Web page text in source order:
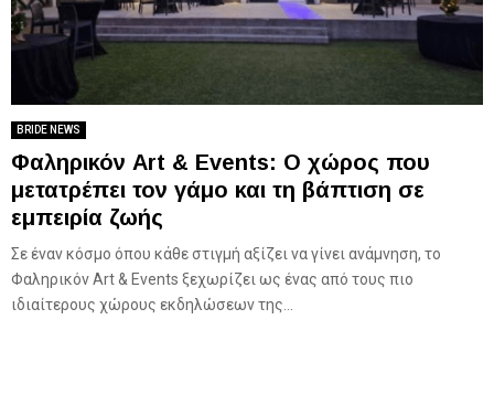
BRIDE NEWS
Φαληρικόν Art & Events: Ο χώρος που
μετατρέπει τον γάμο και τη βάπτιση σε
εμπειρία ζωής
Σε έναν κόσμο όπου κάθε στιγμή αξίζει να γίνει ανάμνηση, το
Φαληρικόν Art & Events ξεχωρίζει ως ένας από τους πιο
ιδιαίτερους χώρους εκδηλώσεων της...